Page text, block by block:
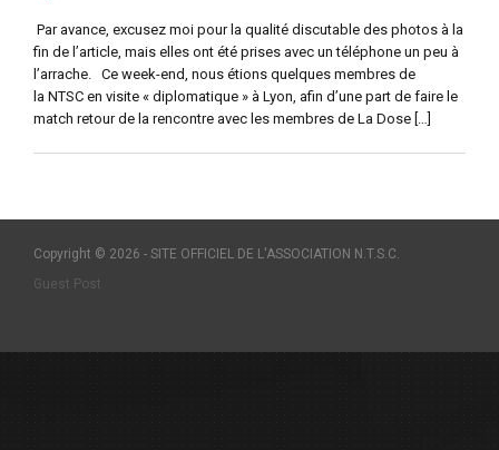
Par avance, excusez moi pour la qualité discutable des photos à la
fin de l’article, mais elles ont été prises avec un téléphone un peu à
l’arrache. Ce week-end, nous étions quelques membres de
la NTSC en visite « diplomatique » à Lyon, afin d’une part de faire le
match retour de la rencontre avec les membres de La Dose […]
Copyright © 2026 - SITE OFFICIEL DE L'ASSOCIATION N.T.S.C.
Guest Post